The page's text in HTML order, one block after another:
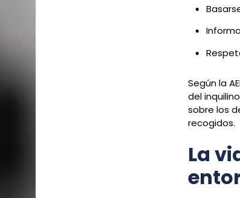
Según la
del
sobre los
recogidos.
La